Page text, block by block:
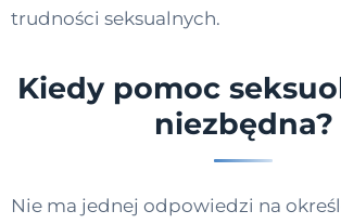
trudności seksualnych.
Kiedy pomoc
niezbędna?
Nie ma jednej odpowiedzi na